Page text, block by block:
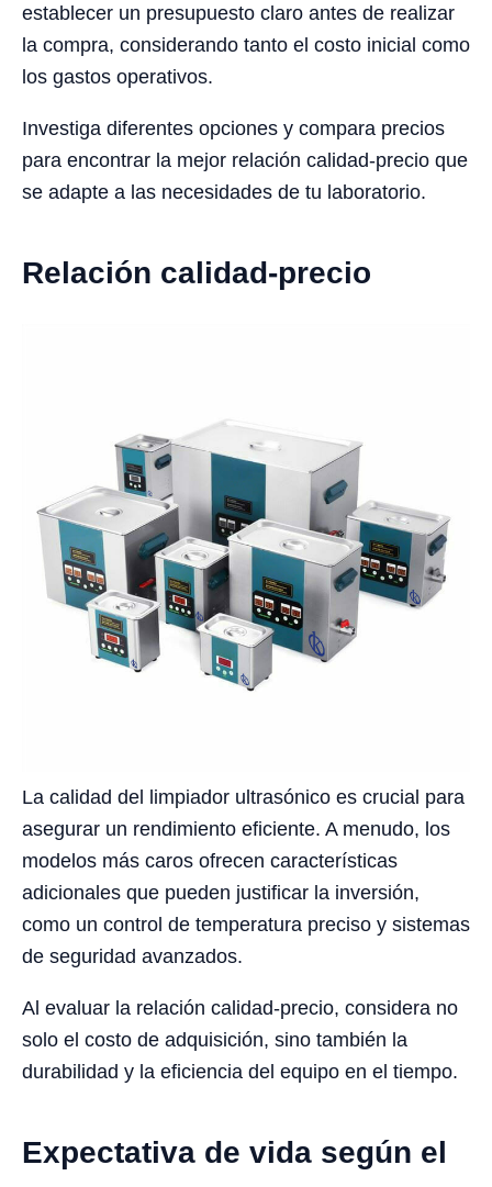
establecer un presupuesto claro antes de realizar
la compra, considerando tanto el costo inicial como
los gastos operativos.
Investiga diferentes opciones y compara precios
para encontrar la mejor relación calidad-precio que
se adapte a las necesidades de tu laboratorio.
Relación calidad-precio
La calidad del limpiador ultrasónico es crucial para
asegurar un rendimiento eficiente. A menudo, los
modelos más caros ofrecen características
adicionales que pueden justificar la inversión,
como un control de temperatura preciso y sistemas
de seguridad avanzados.
Al evaluar la relación calidad-precio, considera no
solo el costo de adquisición, sino también la
durabilidad y la eficiencia del equipo en el tiempo.
Expectativa de vida según el